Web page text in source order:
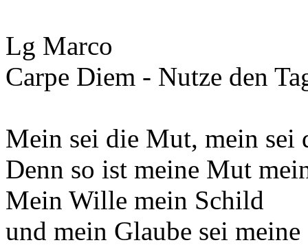
Lg Marco
Carpe Diem - Nutze den
Mein sei die Mut, mein sei
Denn so ist meine Mut
Mein Wille mein Schild
und mein Glaube sei meine